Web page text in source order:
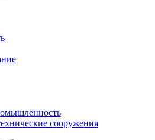
сооружения